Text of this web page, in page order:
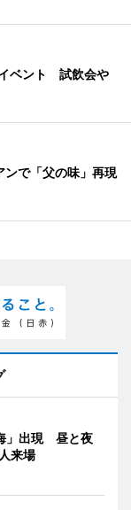
ベント 試飲会や
ンで「父の味」再現
」出現 昼と夜
来場